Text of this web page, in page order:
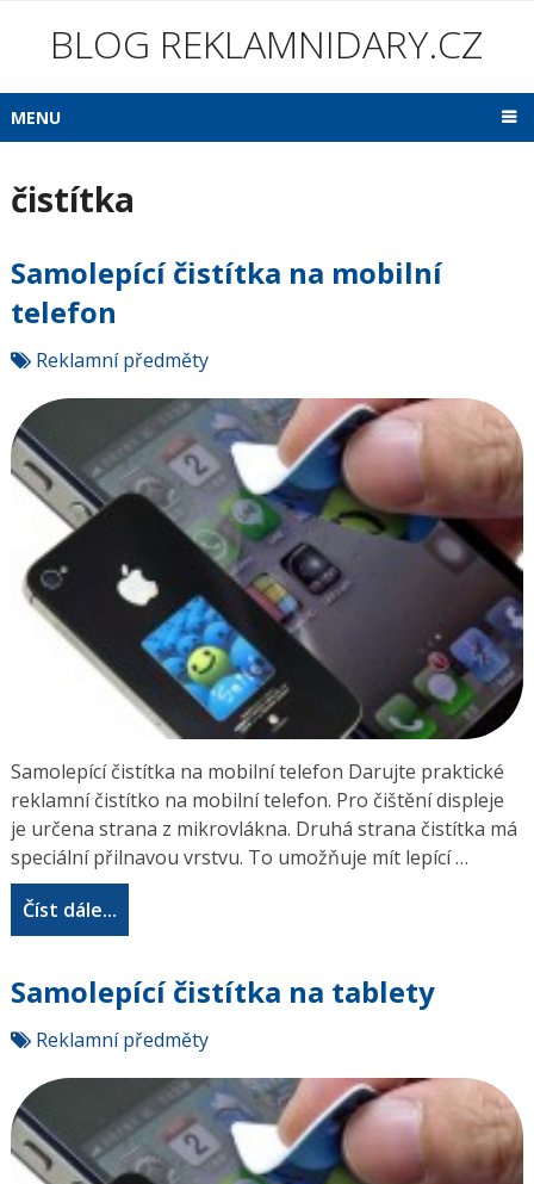
BLOG REKLAMNIDARY.CZ
MENU
čistítka
Samolepící čistítka na mobilní
telefon
Reklamní předměty
Samolepící čistítka na mobilní telefon Darujte praktické
reklamní čistítko na mobilní telefon. Pro čištění displeje
je určena strana z mikrovlákna. Druhá strana čistítka má
speciální přilnavou vrstvu. To umožňuje mít lepící …
Číst dále...
Samolepící čistítka na tablety
Reklamní předměty